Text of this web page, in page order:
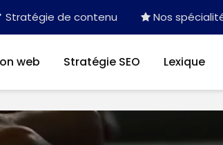
Stratégie de contenu Nos
web Stratégie SEO Lexique